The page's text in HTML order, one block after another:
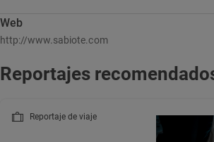
Web
http://www.sabiote.com
Reportajes
Reportaje de viaje